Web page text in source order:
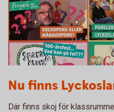
Nu finns
Där finns skoj för